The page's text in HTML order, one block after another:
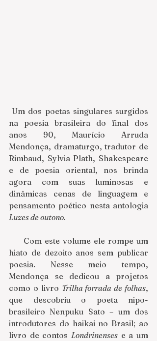
na poesia brasileira do final dos
anos 90, Maurício Arruda
Mendonça, dramaturgo, tradutor de
Rimbaud, Sylvia Plath, Shakespeare
e de poesia oriental, nos brinda
agora com suas luminosas e
dinâmicas cenas de linguagem e
Luzes de outono.
hiato de dezoito anos sem publicar
poesia. Nesse meio tempo,
Mendonça se dedicou a projetos
como o livro Trilha forrada de folhas,
que descobriu o poeta nipo-
brasileiro Nenpuku Sato – um dos
introdutores do haikai no Brasil; ao
livro de contos Londrinenses e a um